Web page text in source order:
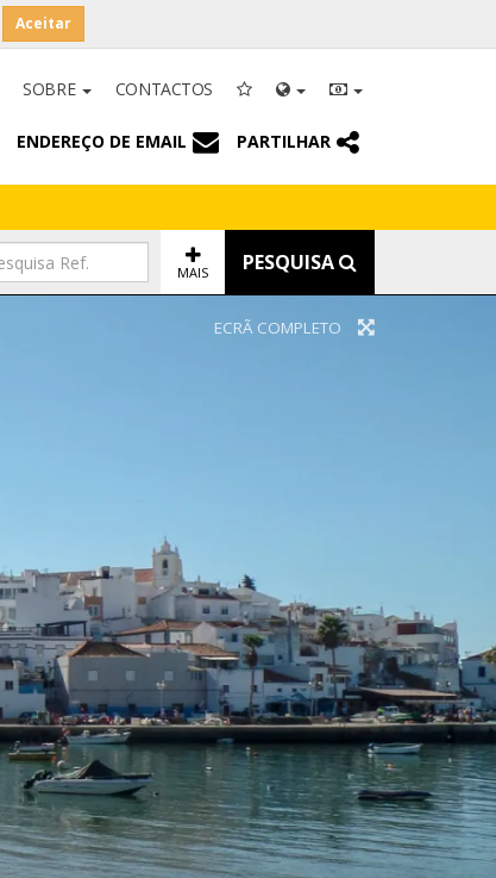
Aceitar
SOBRE CONTACTOS
ENDEREÇO DE EMAIL PARTILHAR
MAIS PESQUISA
ECRÃ COMPLETO